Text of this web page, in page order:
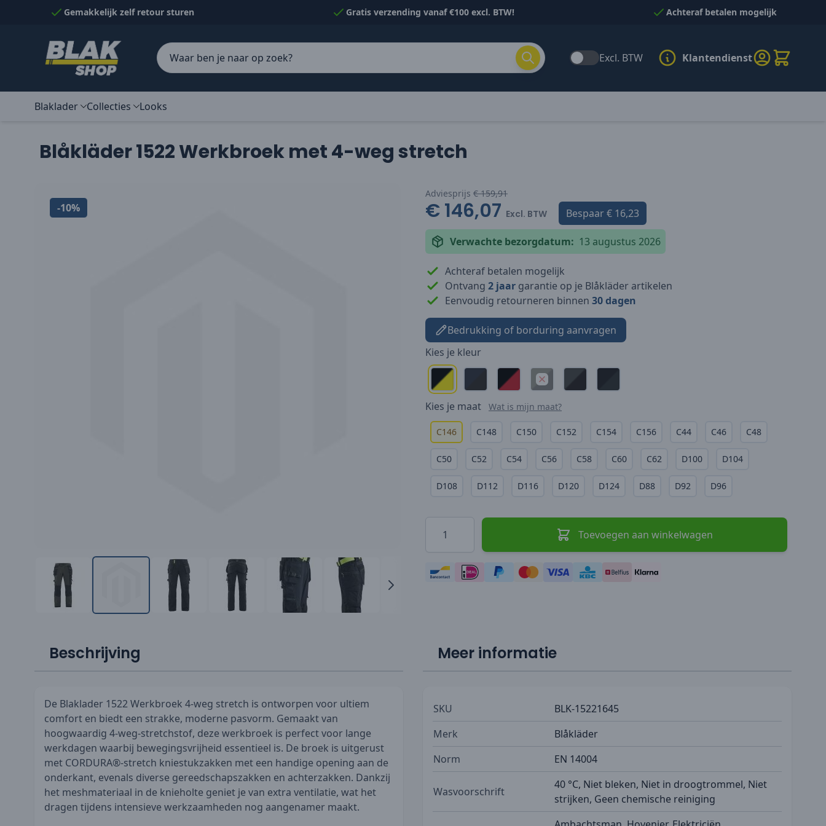
Naar inhoud gaanGemakkelijk zelf retour sturen Gratis verzending vanaf €100 excl. BTW! Achteraf betalen mogelijk
Excl. BTW Klantendienst
Blaklader Collecties Looks
Blåkläder 1522 Werkbroek met 4-weg stretch
-10%
Adviesprijs € 159,91
€ 146,07 Excl. BTW Bespaar€ 16,23
Verwachte bezorgdatum: 13 augustus 2026
Achteraf betalen mogelijk
Ontvang 2 jaar garantie op je Blåkläder artikelen
Eenvoudig retourneren binnen 30 dagen
Bedrukking of borduring aanvragen
Kies je kleur
Kies je maat Wat is mijn maat?
C146 C148 C150 C152 C154 C156 C44 C46 C48
C50 C52 C54 C56 C58 C60 C62 D100 D104
D108 D112 D116 D120 D124 D88 D92 D96
Hoeveelheid
Toevoegen aan winkelwagen
Beschrijving
De Blaklader 1522 Werkbroek 4-weg stretch is ontworpen voor ultiem
comfort en biedt een strakke, moderne pasvorm. Gemaakt van
hoogwaardig 4-weg-stretchstof, deze werkbroek is perfect voor lange
werkdagen waarbij bewegingsvrijheid essentieel is. De broek is uitgerust
met CORDURA®-stretch kniestukzakken met een handige opening aan de
onderkant, evenals diverse gereedschapszakken en achterzakken. Dankzij
het meshmateriaal in de knieholte geniet je van extra ventilatie, wat het
dragen tijdens intensieve werkzaamheden nog aangenamer maakt.
Meer informatie
SKU
BLK-15221645
Merk
Blåkläder
Norm
EN 14004
Wasvoorschrift
40 °C, Niet bleken, Niet in droogtrommel, Niet
strijken, Geen chemische reiniging